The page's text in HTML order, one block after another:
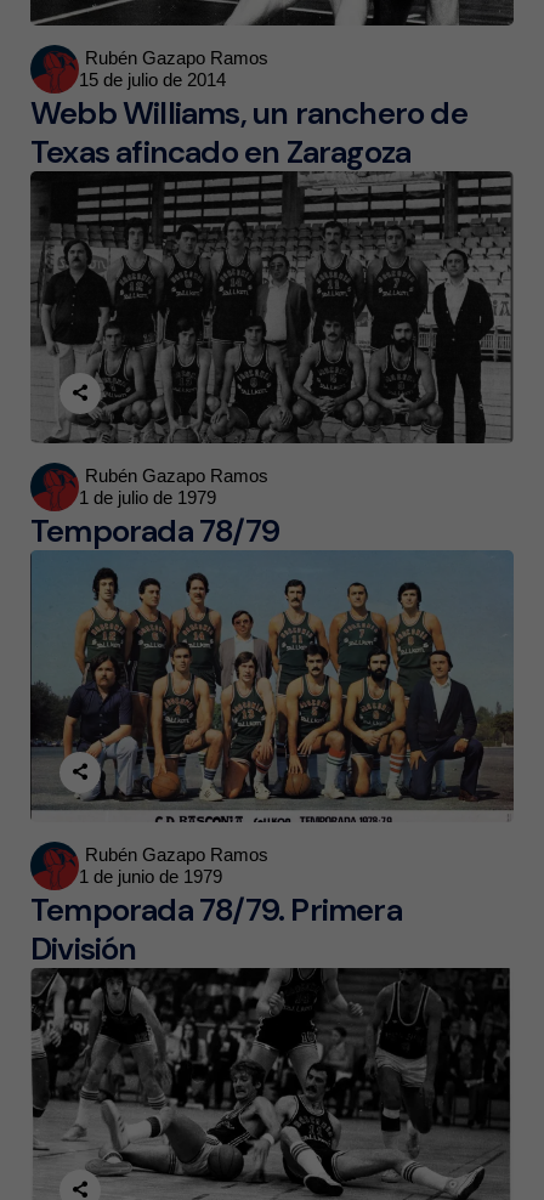
Posted
by
Rubén Gazapo Ramos
15 de julio de 2014
Webb Williams, un ranchero de
Texas afincado en Zaragoza
Posted
by
Rubén Gazapo Ramos
1 de julio de 1979
Temporada 78/79
Posted
by
Rubén Gazapo Ramos
1 de junio de 1979
Temporada 78/79. Primera
División